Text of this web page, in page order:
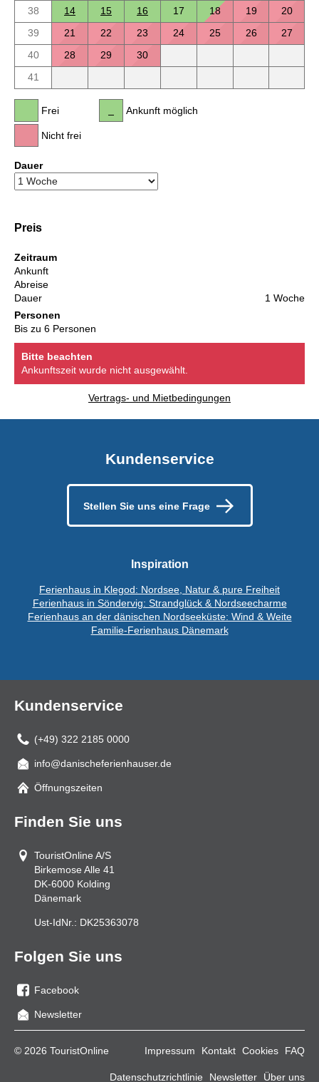
38
14 15 16 17 18 19
20
39
21 22 23 24 25 26
27
40
28 29
30
41
Frei
Nicht frei
Ankunft möglich
Dauer
Preis
Zeitraum
Ankunft
Abreise
Dauer
1 Woche
Personen
Bis zu 6 Personen
Bitte beachten
Ankunftszeit wurde nicht ausgewählt.
Vertrags- und Mietbedingungen
Kundenservice
Stellen Sie uns eine Frage
Inspiration
Ferienhaus in Klegod: Nordsee, Natur & pure Freiheit
Ferienhaus in Söndervig: Strandglück & Nordseecharme
Ferienhaus an der dänischen Nordseeküste: Wind & Weite
Familie-Ferienhaus Dänemark
Kundenservice
(+49) 322 2185 0000
Mail
info@danischeferienhauser.de
Öffnungszeiten
Finden Sie uns
TouristOnline A/S
Birkemose Alle 41
DK-6000 Kolding
Dänemark
Ust-IdNr.: DK25363078
Folgen Sie uns
Sie
uns
Facebook
Newsletter
© 2026 TouristOnline Impressum Kontakt Cookies FAQ
Datenschutzrichtlinie Newsletter Über uns